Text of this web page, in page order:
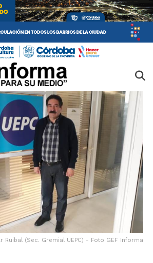
Ruibal (Sec. Gremial UEPC) - Foto GEF Informa